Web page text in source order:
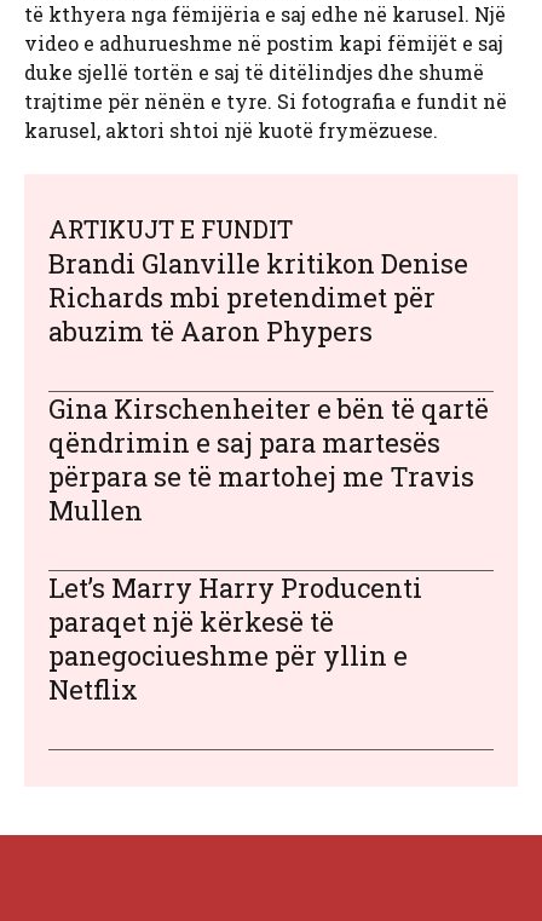
të kthyera nga fëmijëria e saj edhe në karusel. Një
video e adhurueshme në postim kapi fëmijët e saj
duke sjellë tortën e saj të ditëlindjes dhe shumë
trajtime për nënën e tyre. Si fotografia e fundit në
karusel, aktori shtoi një kuotë frymëzuese.
ARTIKUJT E FUNDIT
Brandi Glanville kritikon Denise
Richards mbi pretendimet për
abuzim të Aaron Phypers
Gina Kirschenheiter e bën të qartë
qëndrimin e saj para martesës
përpara se të martohej me Travis
Mullen
Let’s Marry Harry Producenti
paraqet një kërkesë të
panegociueshme për yllin e
Netflix